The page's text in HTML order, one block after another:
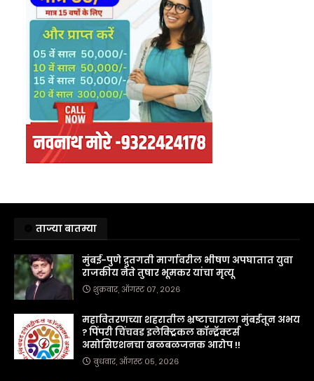
ताज्या बातम्या
मुंबई-पुणे द्रुतगती मार्गावरील भीषण अपघातात युवा
राजकीय नेते तुषार भूमकर यांचा मृत्यू
शुक्रवार, ऑगस्ट ०७, २०२६
महावितरणच्या शहरातील भ्रष्टाचाराला मुंबईतून अभय
? पिंपरी चिंचवड इलेक्ट्रिकल कॉन्ट्रॅक्टर्स
असोसिएशनचा खळबळजनक आरोप !!
बुधवार, ऑगस्ट ०५, २०२६